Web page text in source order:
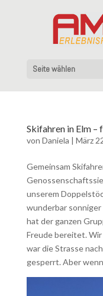
Seite wählen
Skifahren in Elm –
von Daniela | März
Gemeinsam
unserem
wunderbar
hat der ganzen
Freude bereitet.
war die Strasse
gesperrt. Aber